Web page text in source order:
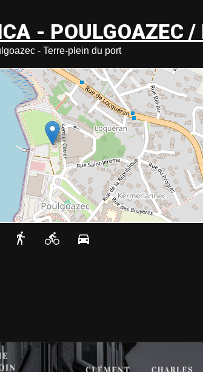
- POULGOAZEC /
- Terre-plein du port